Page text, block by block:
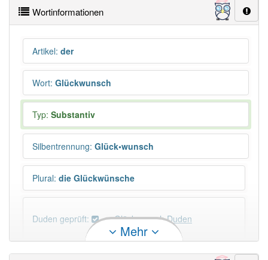
Wortinformationen
Artikel: der
Wort: Glückwunsch
Typ: Substantiv
Silbentrennung: Glück•wunsch
Plural: die Glückwünsche
Duden geprüft: Glückwunsch Duden
Mehr